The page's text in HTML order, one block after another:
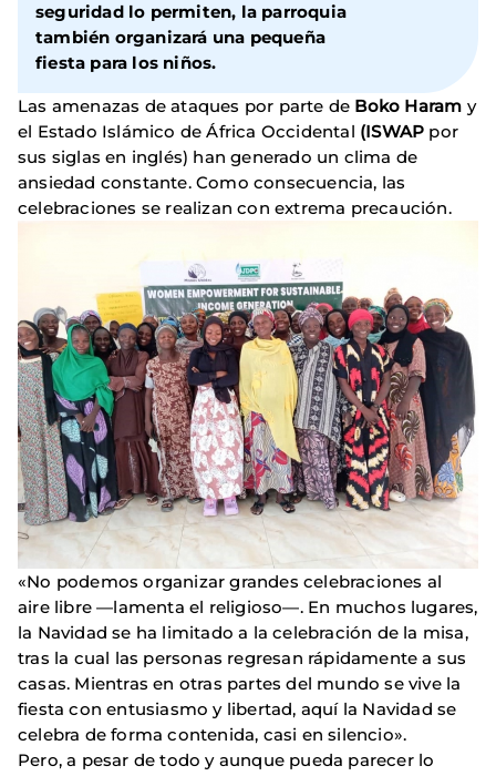
seguridad lo permiten, la parroquia
también organizará una pequeña
fiesta para los niños.
Las amenazas de ataques por parte de Boko Haram y
el Estado Islámico de África Occidental (ISWAP por
sus siglas en inglés) han generado un clima de
ansiedad constante. Como consecuencia, las
celebraciones se realizan con extrema precaución.
«No podemos organizar grandes celebraciones al
aire libre —lamenta el religioso—. En muchos lugares,
la Navidad se ha limitado a la celebración de la misa,
tras la cual las personas regresan rápidamente a sus
casas. Mientras en otras partes del mundo se vive la
fiesta con entusiasmo y libertad, aquí la Navidad se
celebra de forma contenida, casi en silencio».
Pero, a pesar de todo y aunque pueda parecer lo